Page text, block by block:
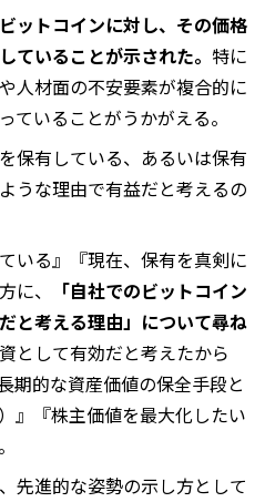
ットコインに対し、その価格
ていることが示された。 特に
人材面の不安要素が複合的に
ていることがうかがえる。
保有している、あるいは保有
うな理由で有益だと考えるの
いる』『現在、保有を真剣に
に、
「自社でのビットコイン
と考える理由」について尋ね
として有効だと考えたから
期的な資産価値の保全手段と
』『株主価値を最大化したい
先進的な姿勢の示し方として